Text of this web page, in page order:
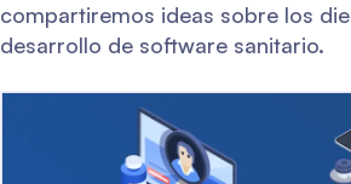
compartiremos ideas sobre los
desarrollo de software sanitario.